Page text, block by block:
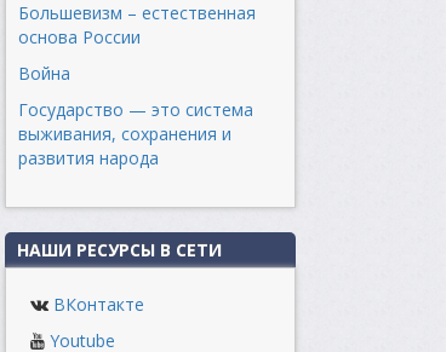
Большевизм – естественная
основа России
Война
Государство — это система
выживания, сохранения и
развития народа
НАШИ РЕСУРСЫ В СЕТИ
ВКонтакте
Youtube